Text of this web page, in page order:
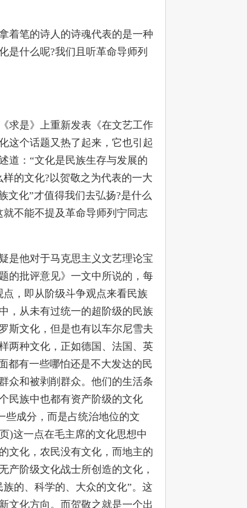
笔的诗人的诗魂代表的是一种
是什么呢?我们且听革命导师列
是》上重新发表《在文艺工作
这个话题又热了起来，它也引起
道：“文化是民族生存与发展的
的文化?以贺敬之为代表的一大
文化”才值得我们去弘扬?是什么
不能不提及革命导师列宁同志
他对于马克思主义文艺理论宝
的批评意见》一文中所说的，每
，即从阶级斗争观点来看民族
，从未有过统一的超阶级的民族
斯文化，但是也有以车尔尼雪夫
两种文化，正如德国、法国、英
都有一些哪怕还是不大发达的民
众和被剥削群众。他们的生活条
民族中也都有资产阶级的文化
些成分，而是占统治地位的文
)这一点在毛主席的文化思想中
文化，农民没有文化，而地主的
产阶级文化战士所创造的文化，
的、科学的、大众的文化”。这
文化方向。而贺敬之就是一个出